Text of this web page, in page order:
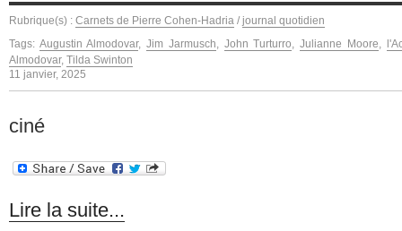
Rubrique(s) : Carnets de Pierre Cohen-Hadria / journal quotidien
Tags: Augustin Almodovar,Jim Jarmusch John Turturro ,Julianne Moore
Almodovar, Tilda Swinton
11 janvier, 2025
ciné
Lire la suite...